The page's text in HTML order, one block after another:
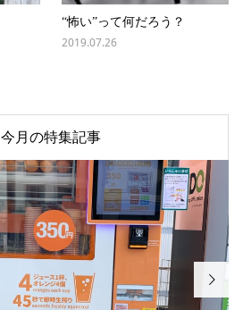
“怖い”って何だろう？
2019.07.26
今月の特集記事
